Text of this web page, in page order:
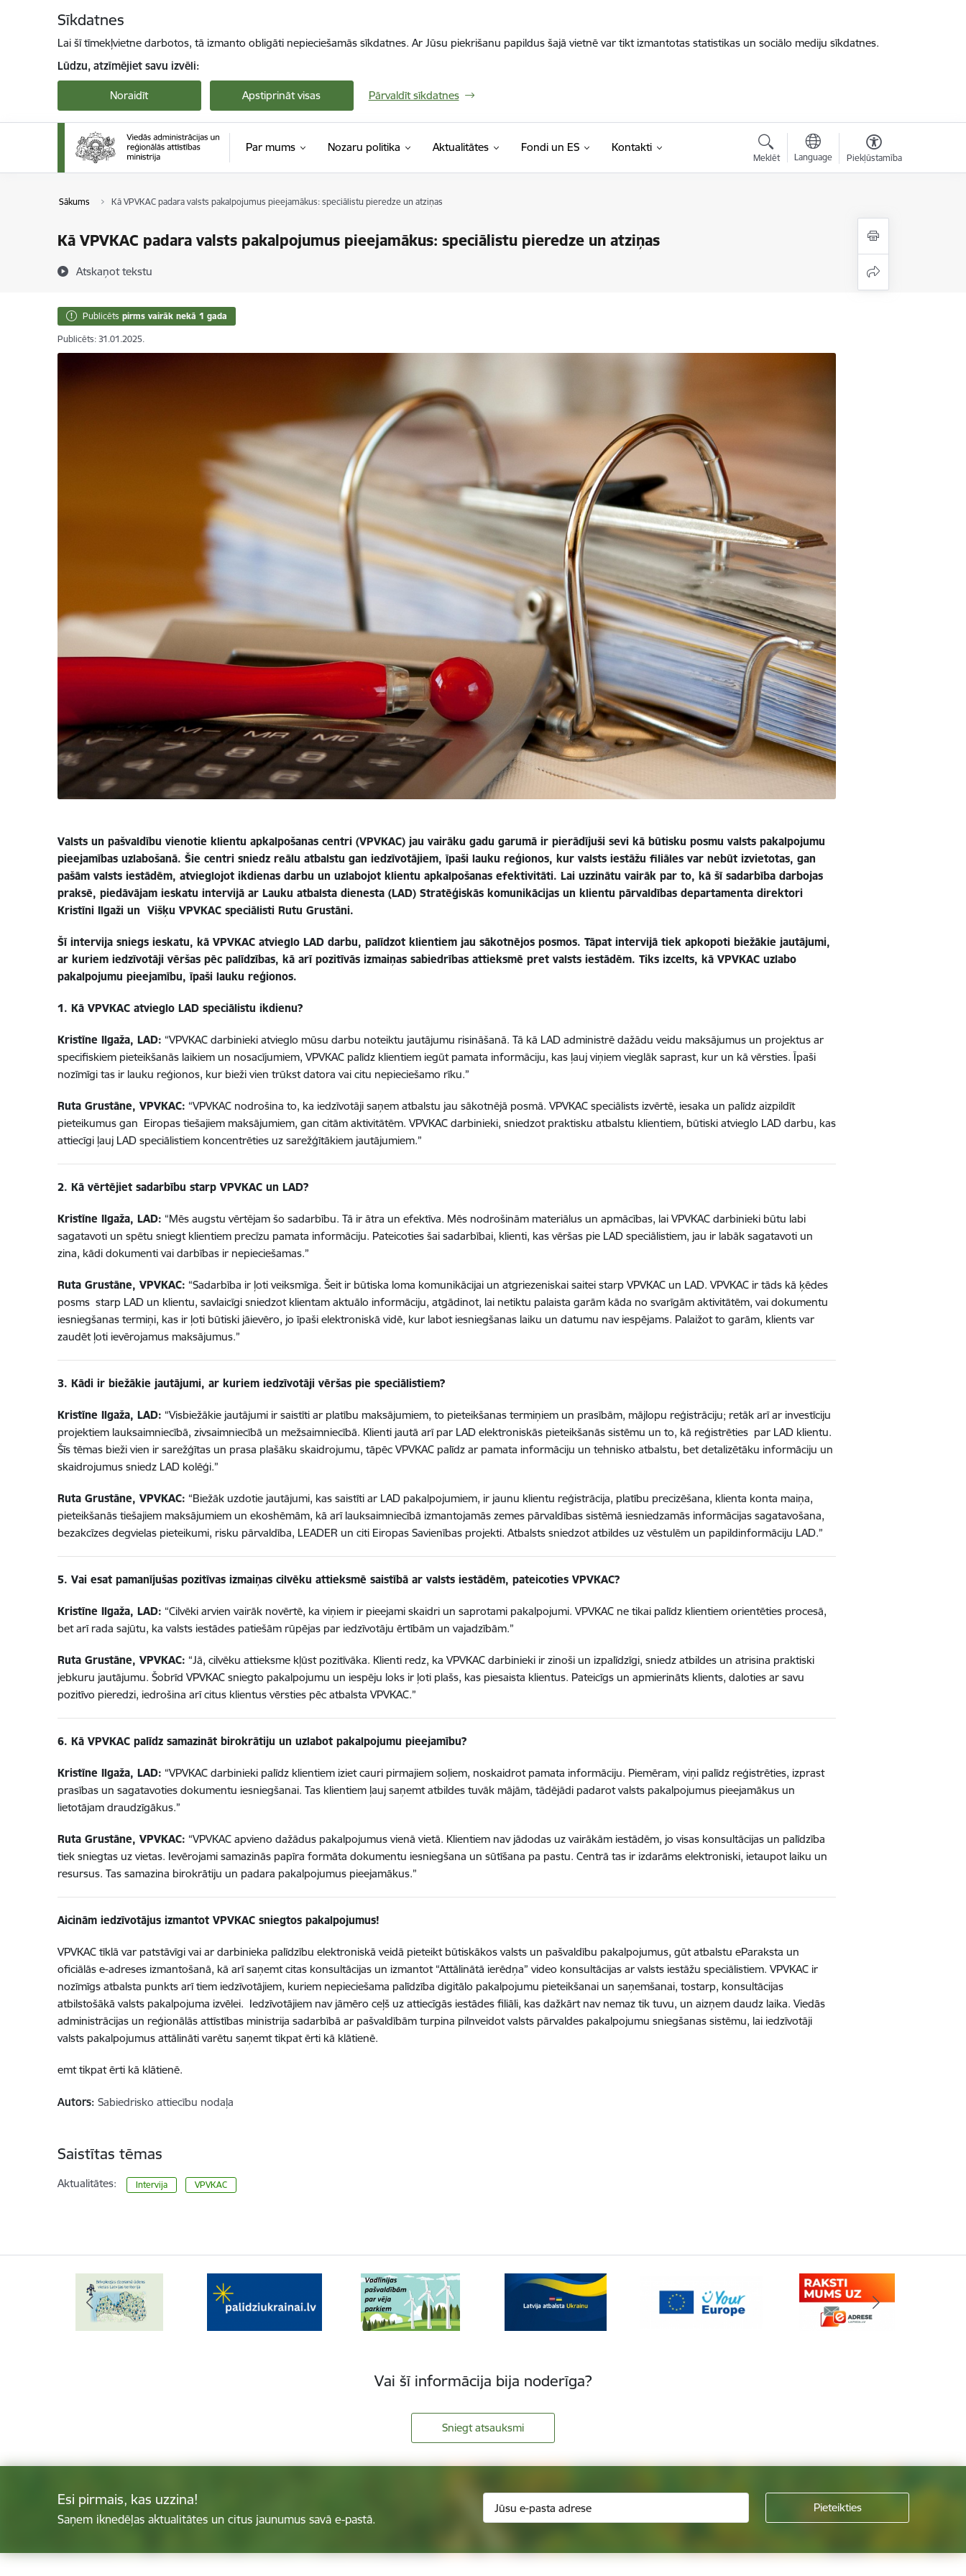
Sīkdatnes
Lai šī tīmekļvietne darbotos, tā izmanto obligāti nepieciešamās sīkdatnes. Ar Jūsu piekrišanu papildus šajā vietnē var tikt izmantotas statistikas un sociālo mediju sīkdatnes.
Lūdzu, atzīmējiet savu izvēli:
Noraidīt Apstiprināt visas Pārvaldīt sīkdatnes
Par mums Nozaru politika Aktualitātes Fondi un ES Kontakti
Meklēt Language Piekļūstamība
Sākums Kā VPVKAC padara valsts pakalpojumus pieejamākus: speciālistu pieredze un atziņas
Kā VPVKAC padara valsts pakalpojumus pieejamākus: speciālistu pieredze un atziņas
Atskaņot tekstu
Publicēts pirms vairāk nekā 1 gada
Publicēts: 31.01.2025.
Valsts un pašvaldību vienotie klientu apkalpošanas centri (VPVKAC) jau vairāku gadu garumā ir pierādījuši sevi kā būtisku posmu valsts pakalpojumu
pieejamības uzlabošanā. Šie centri sniedz reālu atbalstu gan iedzīvotājiem, īpaši lauku reģionos, kur valsts iestāžu filiāles var nebūt izvietotas, gan
pašām valsts iestādēm, atvieglojot ikdienas darbu un uzlabojot klientu apkalpošanas efektivitāti. Lai uzzinātu vairāk par to, kā šī sadarbība darbojas
praksē, piedāvājam ieskatu intervijā ar Lauku atbalsta dienesta (LAD) Stratēģiskās komunikācijas un klientu pārvaldības departamenta direktori
Kristīni Ilgaži un Višķu VPVKAC speciālisti Rutu Grustāni.
Šī intervija sniegs ieskatu, kā VPVKAC atvieglo LAD darbu, palīdzot klientiem jau sākotnējos posmos. Tāpat intervijā tiek apkopoti biežākie jautājumi,
ar kuriem iedzīvotāji vēršas pēc palīdzības, kā arī pozitīvās izmaiņas sabiedrības attieksmē pret valsts iestādēm. Tiks izcelts, kā VPVKAC uzlabo
pakalpojumu pieejamību, īpaši lauku reģionos.
1. Kā VPVKAC atvieglo LAD speciālistu ikdienu?
Kristīne Ilgaža, LAD: “VPVKAC darbinieki atvieglo mūsu darbu noteiktu jautājumu risināšanā. Tā kā LAD administrē dažādu veidu maksājumus un projektus ar
specifiskiem pieteikšanās laikiem un nosacījumiem, VPVKAC palīdz klientiem iegūt pamata informāciju, kas ļauj viņiem vieglāk saprast, kur un kā vērsties. Īpaši
nozīmīgi tas ir lauku reģionos, kur bieži vien trūkst datora vai citu nepieciešamo rīku.”
Ruta Grustāne, VPVKAC: “VPVKAC nodrošina to, ka iedzīvotāji saņem atbalstu jau sākotnējā posmā. VPVKAC speciālists izvērtē, iesaka un palīdz aizpildīt
pieteikumus gan Eiropas tiešajiem maksājumiem, gan citām aktivitātēm. VPVKAC darbinieki, sniedzot praktisku atbalstu klientiem, būtiski atvieglo LAD darbu, kas
attiecīgi ļauj LAD speciālistiem koncentrēties uz sarežģītākiem jautājumiem.”
2. Kā vērtējiet sadarbību starp VPVKAC un LAD?
Kristīne Ilgaža, LAD: “Mēs augstu vērtējam šo sadarbību. Tā ir ātra un efektīva. Mēs nodrošinām materiālus un apmācības, lai VPVKAC darbinieki būtu labi
sagatavoti un spētu sniegt klientiem precīzu pamata informāciju. Pateicoties šai sadarbībai, klienti, kas vēršas pie LAD speciālistiem, jau ir labāk sagatavoti un
zina, kādi dokumenti vai darbības ir nepieciešamas.”
Ruta Grustāne, VPVKAC: “Sadarbība ir ļoti veiksmīga. Šeit ir būtiska loma komunikācijai un atgriezeniskai saitei starp VPVKAC un LAD. VPVKAC ir tāds kā ķēdes
posms starp LAD un klientu, savlaicīgi sniedzot klientam aktuālo informāciju, atgādinot, lai netiktu palaista garām kāda no svarīgām aktivitātēm, vai dokumentu
iesniegšanas termiņi, kas ir ļoti būtiski jāievēro, jo īpaši elektroniskā vidē, kur labot iesniegšanas laiku un datumu nav iespējams. Palaižot to garām, klients var
zaudēt ļoti ievērojamus maksājumus.”
3. Kādi ir biežākie jautājumi, ar kuriem iedzīvotāji vēršas pie speciālistiem?
Kristīne Ilgaža, LAD: “Visbiežākie jautājumi ir saistīti ar platību maksājumiem, to pieteikšanas termiņiem un prasībām, mājlopu reģistrāciju; retāk arī ar investīciju
projektiem lauksaimniecībā, zivsaimniecībā un mežsaimniecībā. Klienti jautā arī par LAD elektroniskās pieteikšanās sistēmu un to, kā reģistrēties par LAD klientu.
Šīs tēmas bieži vien ir sarežģītas un prasa plašāku skaidrojumu, tāpēc VPVKAC palīdz ar pamata informāciju un tehnisko atbalstu, bet detalizētāku informāciju un
skaidrojumus sniedz LAD kolēģi.”
Ruta Grustāne, VPVKAC: “Biežāk uzdotie jautājumi, kas saistīti ar LAD pakalpojumiem, ir jaunu klientu reģistrācija, platību precizēšana, klienta konta maiņa,
pieteikšanās tiešajiem maksājumiem un ekoshēmām, kā arī lauksaimniecībā izmantojamās zemes pārvaldības sistēmā iesniedzamās informācijas sagatavošana,
bezakcīzes degvielas pieteikumi, risku pārvaldība, LEADER un citi Eiropas Savienības projekti. Atbalsts sniedzot atbildes uz vēstulēm un papildinformāciju LAD.”
5. Vai esat pamanījušas pozitīvas izmaiņas cilvēku attieksmē saistībā ar valsts iestādēm, pateicoties VPVKAC?
Kristīne Ilgaža, LAD: “Cilvēki arvien vairāk novērtē, ka viņiem ir pieejami skaidri un saprotami pakalpojumi. VPVKAC ne tikai palīdz klientiem orientēties procesā,
bet arī rada sajūtu, ka valsts iestādes patiešām rūpējas par iedzīvotāju ērtībām un vajadzībām.”
Ruta Grustāne, VPVKAC: “Jā, cilvēku attieksme kļūst pozitīvāka. Klienti redz, ka VPVKAC darbinieki ir zinoši un izpalīdzīgi, sniedz atbildes un atrisina praktiski
jebkuru jautājumu. Šobrīd VPVKAC sniegto pakalpojumu un iespēju loks ir ļoti plašs, kas piesaista klientus. Pateicīgs un apmierināts klients, daloties ar savu
pozitīvo pieredzi, iedrošina arī citus klientus vērsties pēc atbalsta VPVKAC.”
6. Kā VPVKAC palīdz samazināt birokrātiju un uzlabot pakalpojumu pieejamību?
Kristīne Ilgaža, LAD: “VPVKAC darbinieki palīdz klientiem iziet cauri pirmajiem soļiem, noskaidrot pamata informāciju. Piemēram, viņi palīdz reģistrēties, izprast
prasības un sagatavoties dokumentu iesniegšanai. Tas klientiem ļauj saņemt atbildes tuvāk mājām, tādējādi padarot valsts pakalpojumus pieejamākus un
lietotājam draudzīgākus.”
Ruta Grustāne, VPVKAC: “VPVKAC apvieno dažādus pakalpojumus vienā vietā. Klientiem nav jādodas uz vairākām iestādēm, jo visas konsultācijas un palīdzība
tiek sniegtas uz vietas. Ievērojami samazinās papīra formāta dokumentu iesniegšana un sūtīšana pa pastu. Centrā tas ir izdarāms elektroniski, ietaupot laiku un
resursus. Tas samazina birokrātiju un padara pakalpojumus pieejamākus.”
Aicinām iedzīvotājus izmantot VPVKAC sniegtos pakalpojumus!
VPVKAC tīklā var patstāvīgi vai ar darbinieka palīdzību elektroniskā veidā pieteikt būtiskākos valsts un pašvaldību pakalpojumus, gūt atbalstu eParaksta un
oficiālās e-adreses izmantošanā, kā arī saņemt citas konsultācijas un izmantot “Attālinātā ierēdņa” video konsultācijas ar valsts iestāžu speciālistiem. VPVKAC ir
nozīmīgs atbalsta punkts arī tiem iedzīvotājiem, kuriem nepieciešama palīdzība digitālo pakalpojumu pieteikšanai un saņemšanai, tostarp, konsultācijas
atbilstošākā valsts pakalpojuma izvēlei. Iedzīvotājiem nav jāmēro ceļš uz attiecīgās iestādes filiāli, kas dažkārt nav nemaz tik tuvu, un aizņem daudz laika. Viedās
administrācijas un reģionālās attīstības ministrija sadarbībā ar pašvaldībām turpina pilnveidot valsts pārvaldes pakalpojumu sniegšanas sistēmu, lai iedzīvotāji
valsts pakalpojumus attālināti varētu saņemt tikpat ērti kā klātienē.
emt tikpat ērti kā klātienē.
Autors: Sabiedrisko attiecību nodaļa
Saistītas tēmas
Aktualitātes: Intervija VPVKAC
Vai šī informācija bija noderīga?
Sniegt atsauksmi
Esi pirmais, kas uzzina!
Saņem iknedēļas aktualitātes un citus jaunumus savā e-pastā.